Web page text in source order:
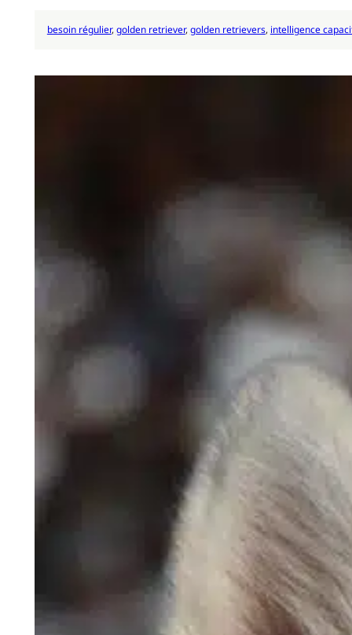
besoin régulier, golden retriever, golden retrievers, intelligence